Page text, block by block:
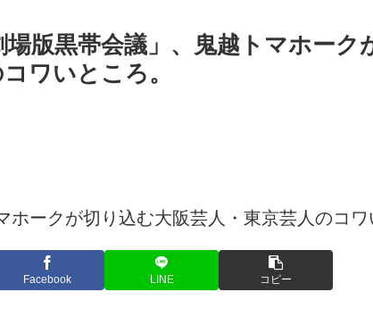
場版黒帯会議」、鬼越トマホーク
ワいところ。
Facebook LINE コピー